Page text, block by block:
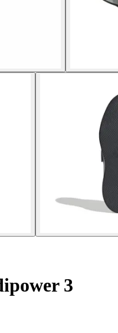
3